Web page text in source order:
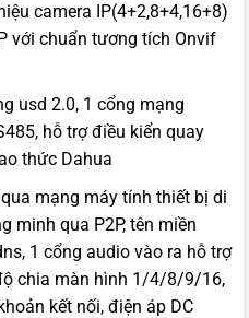
camera IP(4+2,8+4,16+8)
với chuẩn tương tích Onvif
usd 2.0, 1 cổng mạng
hỗ trợ điều kiển quay
thức Dahua
mạng máy tính thiết bị di
minh qua P2P, tên miền
1 cổng audio vào ra hỗ trợ
chia màn hình 1/4/8/9/16,
kết nối, điện áp DC